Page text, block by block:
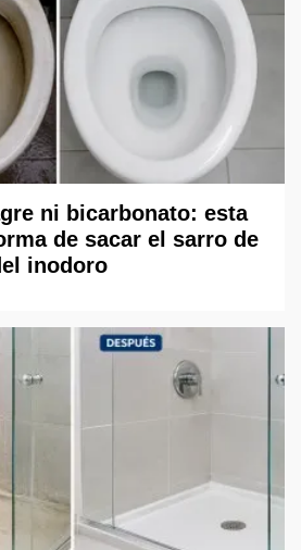
ni bicarbonato: esta
de sacar el sarro de
inodoro